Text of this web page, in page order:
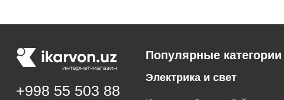
+998 55 503 88
Популярные категории
Электрика и свет